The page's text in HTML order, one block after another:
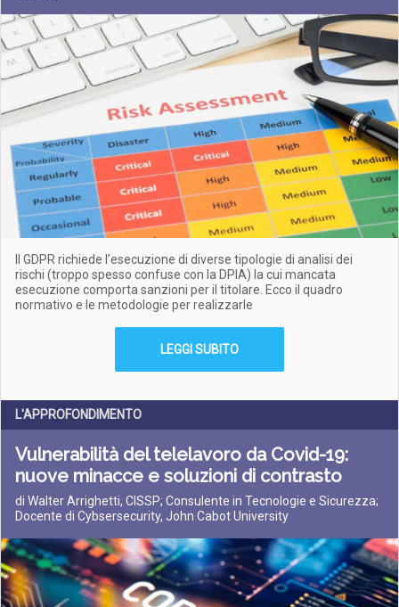
Il GDPR richiede l’esecuzione di diverse tipologie di analisi dei
rischi (troppo spesso confuse con la DPIA) la cui mancata
esecuzione comporta sanzioni per il titolare. Ecco il quadro
normativo e le metodologie per realizzarle
LEGGI SUBITO
L'APPROFONDIMENTO
Vulnerabilità del telelavoro da Covid-19:
nuove minacce e soluzioni di contrasto
di Walter Arrighetti, CISSP; Consulente in Tecnologie e Sicurezza;
Docente di Cybsersecurity, John Cabot University